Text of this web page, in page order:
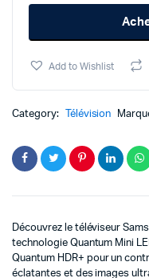
Qled
65″
quantity
Add to Wishlist
Category: Télévision
Découvrez le téléviseur
technologie Quantum Mini
Quantum HDR+ pour un
éclatantes et des images